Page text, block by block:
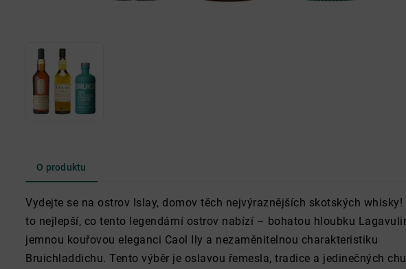
O produktu
Vydejte se na ostrov Islay, domov těch nejvýraznějších skotských whisky!
to nejlepší, co tento legendární ostrov nabízí – bohatou hloubku
jemnou kouřovou eleganci Caol Ily a nezaměnitelnou charakteristiku
Bruichladdichu. Tento výběr je oslavou řemesla, tradice a jedinečných